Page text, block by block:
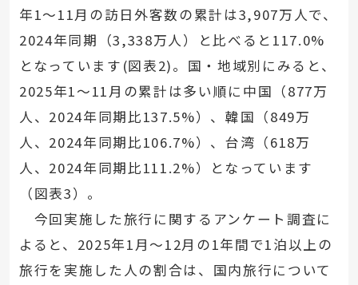
年1～11月の訪日外客数の累計は3,907万人で、
2024年同期（3,338万人）と比べると117.0%
となっています(図表2)。国・地域別にみると、
2025年1～11月の累計は多い順に中国（877万
人、2024年同期比137.5%）、韓国（849万
人、2024年同期比106.7%）、台湾（618万
人、2024年同期比111.2%）となっています
（図表3）。
今回実施した旅行に関するアンケート調査に
よると、2025年1月～12月の1年間で1泊以上の
旅行を実施した人の割合は、国内旅行について